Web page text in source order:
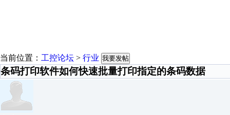
当前位置： 工控论坛 > 行业 我要发帖
条码打印软件如何快速批量打印指定的条码数据